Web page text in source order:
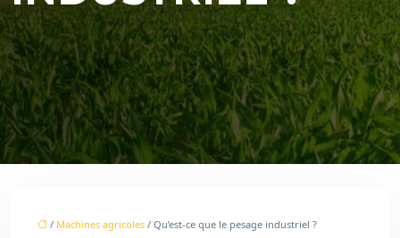
/ Machines agricoles / Qu’est-ce que le pesage industriel ?